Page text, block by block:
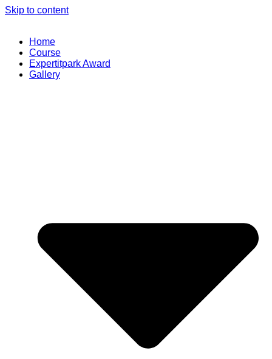
Skip to content
Home
Course
Expertitpark Award
Gallery